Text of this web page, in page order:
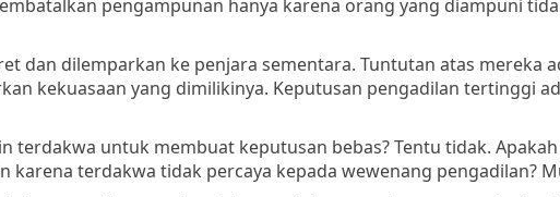
pengampunan hanya karena orang yang diampuni
dan dilemparkan ke penjara sementara. Tuntutan atas mereka
kekuasaan yang dimilikinya. Keputusan pengadilan tertinggi
terdakwa untuk membuat keputusan bebas? Tentu tidak.
terdakwa tidak percaya kepada wewenang pengadilan?